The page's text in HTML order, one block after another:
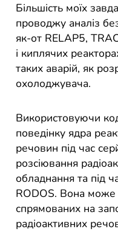
Більшість моїх
проводжу аналіз
як-от RELAP5,
і киплячих
таких аварій, як
охолоджувача.
Використовуючи
поведінку ядра
речовин під час
розсіювання
обладнання та під
RODOS. Вона може
спрямованих на
радіоактивних